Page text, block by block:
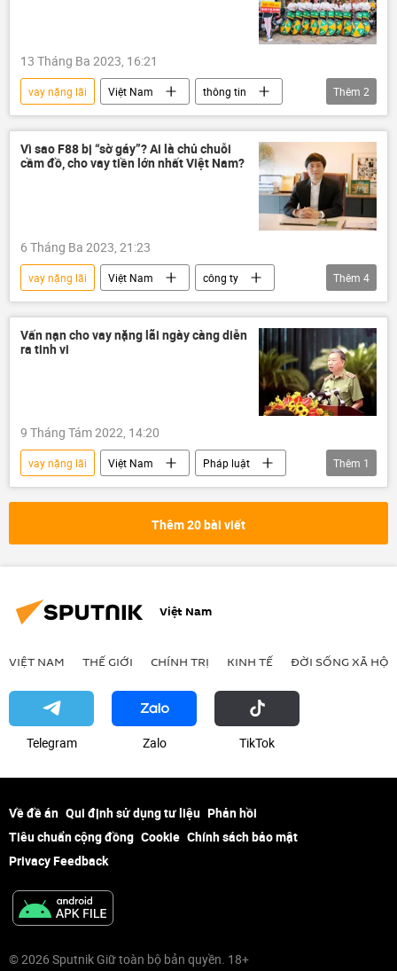
13 Tháng Ba 2023, 16:21
vay nặng lãi Việt Nam
thông tin
điều tra
công an
Thêm 2
Vì sao F88 bị “sờ gáy”? Ai là chủ chuỗi
cầm đồ, cho vay tiền lớn nhất Việt Nam?
6 Tháng Ba 2023, 21:23
vay nặng lãi Việt Nam
công ty
Kinh doanh
đầu tư
vay tiền
cầm đồ
Thêm 4
Vấn nạn cho vay nặng lãi ngày càng diễn
ra tinh vi
9 Tháng Tám 2022, 14:20
vay nặng lãi Việt Nam
Pháp luật
Bộ Công an Việt Nam
Thêm 1
Thêm 20 bài viết
Việt Nam
VIỆT NAM THẾ GIỚI CHÍNH TRỊ KINH TẾ ĐỜI SỐNG XÃ HỘI
Telegram Zalo ТikТоk
Về đề án Qui định sử dụng tư liệu Phản hồi
Tiêu chuẩn cộng đồng Cookie Chính sách bảo mật
Privacy Feedback
© 2026 Sputnik Giữ toàn bộ bản quyền. 18+